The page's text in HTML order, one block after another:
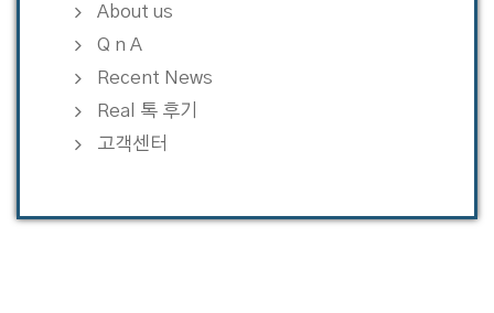
About us
Q n A
Recent News
Real 톡 후기
고객센터